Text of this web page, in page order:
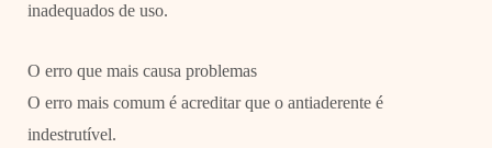
inadequados de uso.
O erro que mais causa problemas
O erro mais comum é acreditar que o antiaderente é
indestrutível.